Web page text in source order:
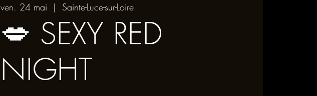
ven. 24 mai
  |
Sainte-Luce-sur-Loire
💋 SEXY RED
NIGHT